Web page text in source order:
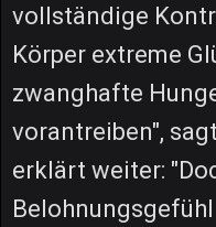
vollständige
Körper extreme
zwanghafte
vorantreiben",
erklärt weiter: